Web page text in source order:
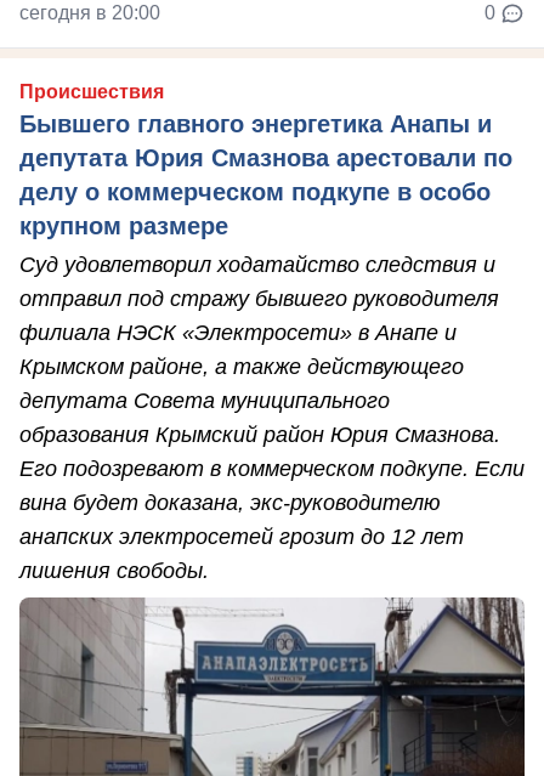
сегодня в 20:00 0
Происшествия
Бывшего главного энергетика Анапы и
депутата Юрия Смазнова арестовали по
делу о коммерческом подкупе в особо
крупном размере
Суд удовлетворил ходатайство следствия и
отправил под стражу бывшего руководителя
филиала НЭСК «Электросети» в Анапе и
Крымском районе, а также действующего
депутата Совета муниципального
образования Крымский район Юрия Смазнова.
Его подозревают в коммерческом подкупе. Если
вина будет доказана, экс-руководителю
анапских электросетей грозит до 12 лет
лишения свободы.